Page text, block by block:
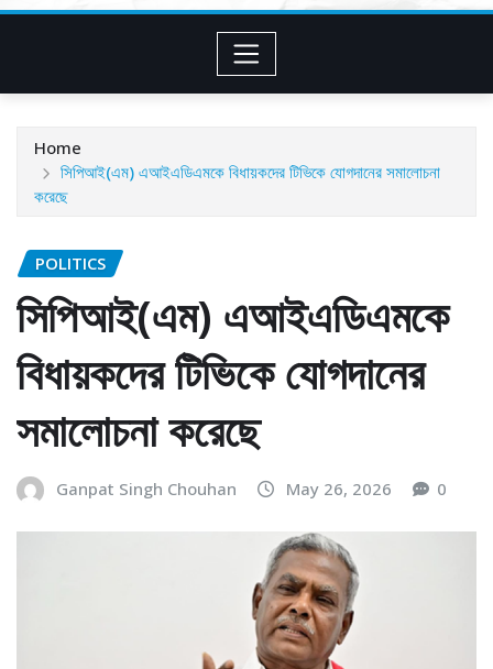
Home
সিপিআই(এম) এআইএডিএমকে বিধায়কদের টিভিকে যোগদানের সমালোচনা
করেছে
POLITICS
সিপিআই(এম) এআইএডিএমকে
বিধায়কদের টিভিকে যোগদানের
সমালোচনা করেছে
Ganpat Singh Chouhan May 26, 2026 0